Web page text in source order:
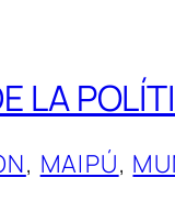
LA
, MAIPÚ,